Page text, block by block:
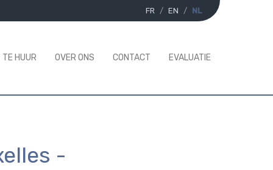
FR EN NL
TE HUUR OVER ONS CONTACT EVALUATIE
-